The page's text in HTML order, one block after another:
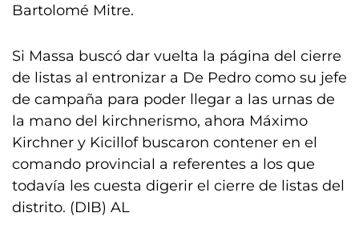
Bartolomé Mitre.
Si Massa buscó dar vuelta la página del cierre
de listas al entronizar a De Pedro como su jefe
de campaña para poder llegar a las urnas de
la mano del kirchnerismo, ahora Máximo
Kirchner y Kicillof buscaron contener en el
comando provincial a referentes a los que
todavía les cuesta digerir el cierre de listas del
distrito. (DIB) AL